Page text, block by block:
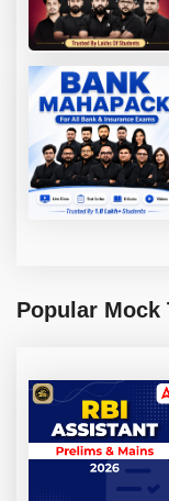
Popular Mock